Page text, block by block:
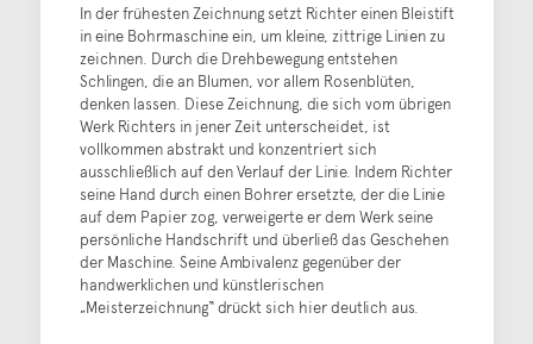
In der frühesten Zeichnung setzt Richter einen Bleistift
in eine Bohrmaschine ein, um kleine, zittrige Linien zu
zeichnen. Durch die Drehbewegung entstehen
Schlingen, die an Blumen, vor allem Rosenblüten,
denken lassen. Diese Zeichnung, die sich vom übrigen
Werk Richters in jener Zeit unterscheidet, ist
vollkommen abstrakt und konzentriert sich
ausschließlich auf den Verlauf der Linie. Indem Richter
seine Hand durch einen Bohrer ersetzte, der die Linie
auf dem Papier zog, verweigerte er dem Werk seine
persönliche Handschrift und überließ das Geschehen
der Maschine. Seine Ambivalenz gegenüber der
handwerklichen und künstlerischen
„Meisterzeichnung“ drückt sich hier deutlich aus.